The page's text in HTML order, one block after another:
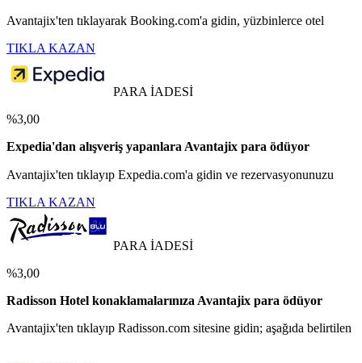
Avantajix'ten tıklayarak Booking.com'a gidin, yüzbinlerce otel
TIKLA KAZAN
PARA İADESİ
%3,00
Expedia'dan alışveriş yapanlara Avantajix para ödüyor
Avantajix'ten tıklayıp Expedia.com'a gidin ve rezervasyonunuzu
TIKLA KAZAN
PARA İADESİ
%3,00
Radisson Hotel konaklamalarınıza Avantajix para ödüyor
Avantajix'ten tıklayıp Radisson.com sitesine gidin; aşağıda belirtilen